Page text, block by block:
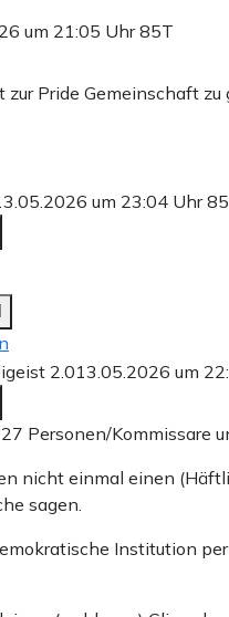
um 21:05 Uhr85T
Pride Gemeinschaft zu
um 23:04 Uhr
2.013.05.2026 um
Personen/Kommissare
nicht einmal einen
sagen.
Institution